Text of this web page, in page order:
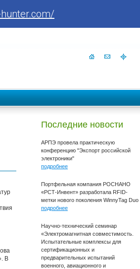
В
Последние новости
АРПЭ провела практическую
конференцию "Экспорт российской
электроники"
подробнее
Портфельная компания РОСНАНО
«РСТ-Инвент» разработала RFID-
метки нового поколения WinnyTag Duo
подробнее
Научно-технический семинар
«Электромагнитная совместимость.
Испытательные комплексы для
сертификационных и
предварительных испытаний
военного, авиационного и